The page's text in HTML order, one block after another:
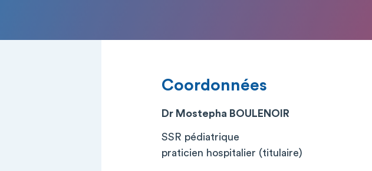
Coordonnées
Dr Mostepha BOULENOIR
SSR pédiatrique
praticien hospitalier (titulaire)